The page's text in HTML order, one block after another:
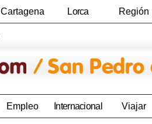
Cartagena Lorca Región
Empleo Internacional Viajar